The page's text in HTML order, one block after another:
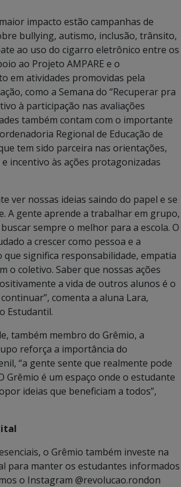
impacto estão campanhas de
bullying, autismo, inclusão, trânsito,
ao uso do cigarro eletrônico entre os
ao Projeto AMPARE e o
em atividades promovidas pela
como a Semana do “Recuperar pra
à participação nas avaliações
também contam com o importante
Regional de Educação de
tem sido parceira nas orientações,
incentivo às ações protagonizadas
ver nossas ideias saindo do papel e se
A gente aprende a trabalhar em grupo,
sempre o melhor para a escola. O
a crescer como pessoa e a
significa responsabilidade, empatia
o coletivo. Saber que nossas ações
a vida de outros alunos é o
comenta a aluna Lara,
Estudantil.
também membro do Grêmio, a
reforça a importância do
“a gente sente que realmente pode
Grêmio é um espaço onde o estudante
ideias que beneficiam a todos”,
o Grêmio também investe na
para manter os estudantes informados
o Instagram @revolucao.rondon